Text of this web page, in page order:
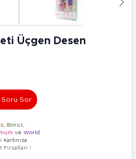
Üçgen Desen
Soru Sor
Bonus
ve World
Kartınıza
Fırsatları !